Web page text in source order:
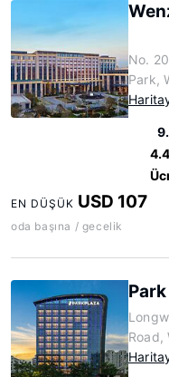
No.
Park,
EN DÜŞÜK USD 107
oda başına / gecelik
Road,